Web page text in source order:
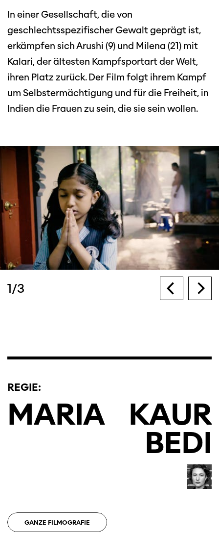
In einer Gesellschaft, die von
geschlechtsspezifischer Gewalt geprägt ist,
erkämpfen sich Arushi (9) und Milena (21) mit
Kalari, der ältesten Kampfsportart der Welt,
ihren Platz zurück. Der Film folgt ihrem Kampf
um Selbstermächtigung und für die Freiheit, in
Indien die Frauen zu sein, die sie sein wollen.
1/3
REGIE:
MARIA KAUR
BEDI
GANZE FILMOGRAFIE